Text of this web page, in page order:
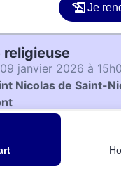
Je
religieuse
09 janvier 2026 à
Nicolas de Saint-
Nicolas-d'Aliermont